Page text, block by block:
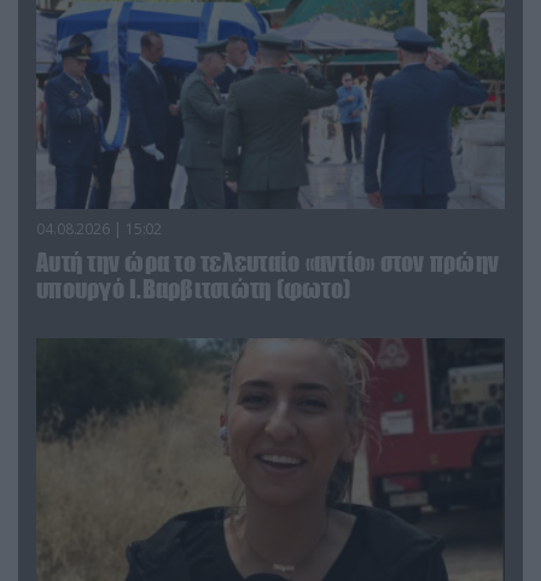
04.08.2026 | 15:02
Αυτή την ώρα το τελευταίο «αντίο» στον πρώην
υπουργό Ι.Βαρβιτσιώτη (φωτο)